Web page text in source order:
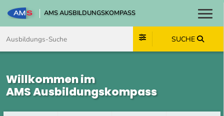
AMS AUSBILDUNGSKOMPASS
SUCHE
Willkommen im
AMS Ausbildungskompass